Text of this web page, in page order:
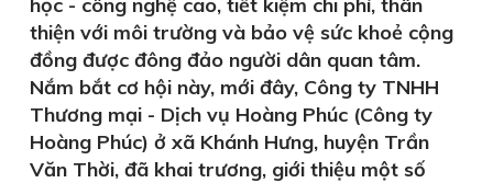
thiện với môi trường và bảo vệ sức khoẻ cộng
đồng được đông đảo người dân quan tâm.
Nắm bắt cơ hội này, mới đây, Công ty TNHH
Thương mại - Dịch vụ Hoàng Phúc (Công ty
Hoàng Phúc) ở xã Khánh Hưng, huyện Trần
Văn Thời, đã khai trương, giới thiệu một số